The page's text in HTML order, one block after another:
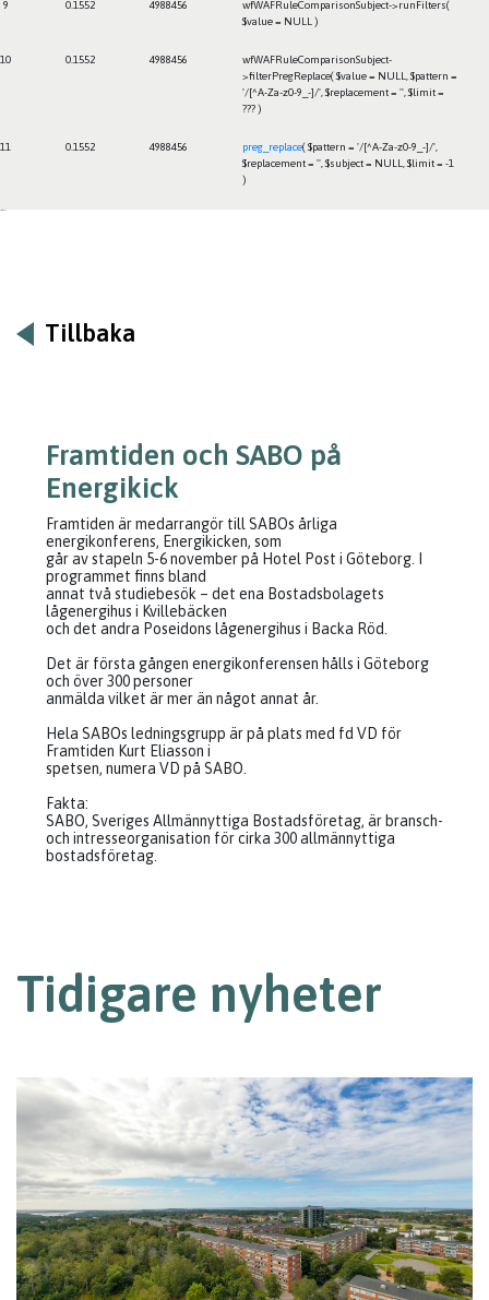
9 0.1552 4988456
wfWAFRuleComparisonSubject->runFilters(
$value = NULL )
10 0.1552 4988456
wfWAFRuleComparisonSubject-
>filterPregReplace($value = NULL
$pattern =
'/[^A-Za-z0-9_-]/' $replacement = '' $limit =
??? )
11 0.1552 4988456 preg_replace($pattern = '/[^A-Za-z0-9_-]/'
$replacement = '' $subject = NULL $limit = -1
)
Tillbaka
Framtiden och SABO på
Energikick
Framtiden är medarrangör till SABOs årliga
energikonferens, Energikicken, som
går av stapeln 5-6 november på Hotel Post i Göteborg. I
programmet finns bland
annat två studiebesök – det ena Bostadsbolagets
lågenergihus i Kvillebäcken
och det andra Poseidons lågenergihus i Backa Röd.
Det är första gången energikonferensen hålls i Göteborg
och över 300 personer
anmälda vilket är mer än något annat år.
Hela SABOs ledningsgrupp är på plats med fd VD för
Framtiden Kurt Eliasson i
spetsen, numera VD på SABO.
Fakta:
SABO, Sveriges Allmännyttiga Bostadsföretag, är bransch-
och intresseorganisation för cirka 300 allmännyttiga
bostadsföretag.
Tidigare nyheter